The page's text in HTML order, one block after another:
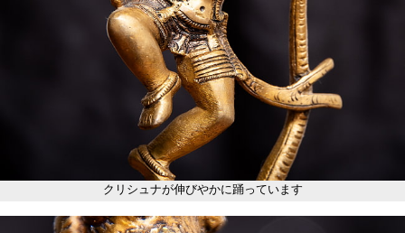
クリシュナが伸びやかに踊っています